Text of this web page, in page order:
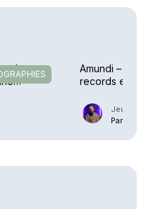
et la
Amundi – Des
records en
Jeudi 30
Par